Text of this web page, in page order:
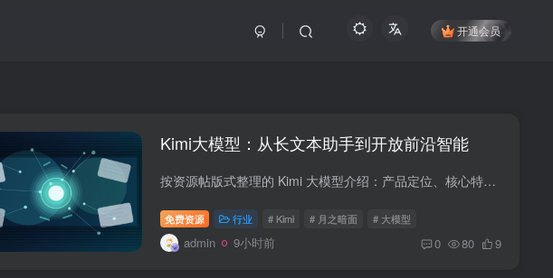
开通会员
Kimi大模型：从长文本助手到开放前沿智能
按资源帖版式整理的 Kimi 大模型介绍：产品定位、核心特性、Kimi K3 和适用场景。
免费资源 行业 # Kimi # 月之暗面 # 大模型
admin 9小时前 0 80 9